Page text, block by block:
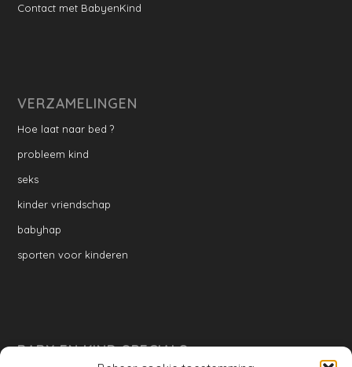
Contact met BabyenKind
VERZAMELINGEN
Hoe laat naar bed ?
probleem kind
seks
kinder vriendschap
babyhap
sporten voor kinderen
BABY EN KIND SPECIALS